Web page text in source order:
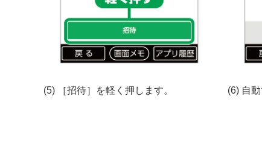
(5) ［招待］を軽く押します。 (6) 自